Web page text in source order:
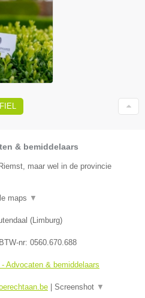
& bemiddelaars
maar wel in de provincie
maps ▼
(Limburg)
BTW-nr: 0560.670.688
Advocaten & bemiddelaars
| Screenshot ▼